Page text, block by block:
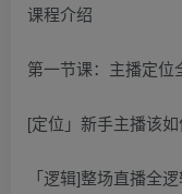
课程介绍
第一节课：主播定位
[定位」新手主播该
「逻辑]整场直播全